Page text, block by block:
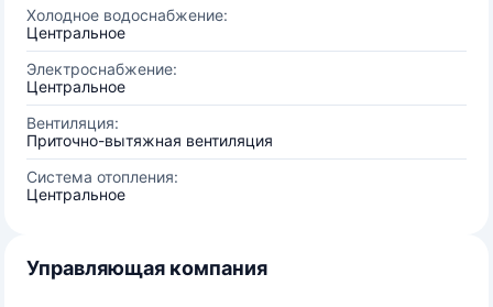
Холодное водоснабжение:
Центральное
Электроснабжение:
Центральное
Вентиляция:
Приточно-вытяжная вентиляция
Система отопления:
Центральное
Управляющая компания